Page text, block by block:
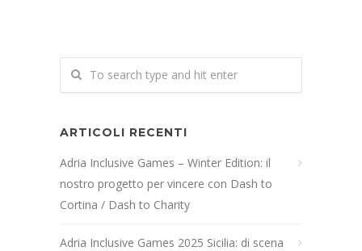
ARTICOLI RECENTI
Adria Inclusive Games – Winter Edition: il
nostro progetto per vincere con Dash to
Cortina / Dash to Charity
Adria Inclusive Games 2025 Sicilia: di scena